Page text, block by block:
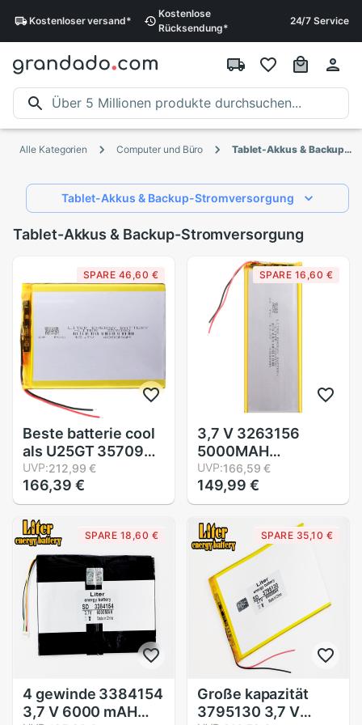
Kostenloserversand*
Kostenlose
Rücksendung*
24/7 Service
Alle Kategorien Computer und Büro Tablet-Akkus & Backup-Stromversorgung
Tablet-Akkus & Backup-Stromversorgung
Tablet-Akkus & Backup-Stromversorgung
SPARE 46,60 €
Beste batterie cool
als U25GT 357090
3,7 V 4000MAH
Tablette Polymer
batterie Tablette
Computer batterien
batterie fre
UVP:212,99 €
166,39 €
SPARE 16,60 €
3,7 V 3263156
5000MAH
Wiederaufladbare li
Polymer Li-Ion
Batterie Für 8 Zoll
9Zoll Tablette PC
CHUWI Hallo8
Hallo8 Profi xv8
DVD DVR
UVP:166,59 €
149,99 €
SPARE 18,60 €
4 gewinde 3384154
3,7 V 6000 mAH
SPARE 35,10 €
Große kapazität
3795130 3,7 V